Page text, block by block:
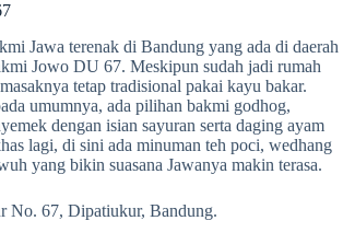
Jawa terenak di Bandung yang ada di daerah
Jowo DU 67. Meskipun sudah jadi rumah
tetap tradisional pakai kayu bakar.
umumnya, ada pilihan bakmi godhog,
dengan isian sayuran serta daging ayam
lagi, di sini ada minuman teh poci, wedhang
yang bikin suasana Jawanya makin terasa.
No. 67, Dipatiukur, Bandung.